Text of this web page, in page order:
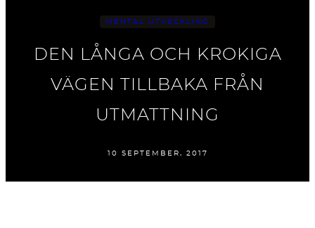
MENTAL UTVECKLING
DEN LÅNGA OCH KROKIGA
VÄGEN TILLBAKA FRÅN
UTMATTNING
10 SEPTEMBER, 2017